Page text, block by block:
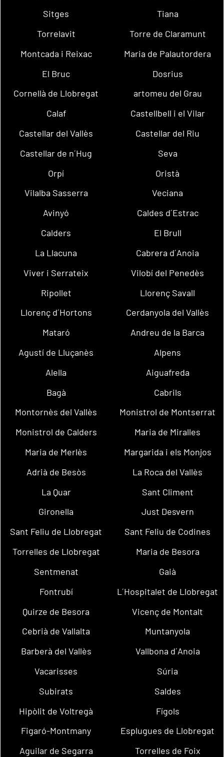
Sitges
Tiana
Torrelavit
Torre de Claramunt
Montcada i Reixac
Maria de Palautordera
El Bruc
Dosrius
Cornellà de Llobregat
artomeu del Grau
Calaf
Castellbell i el Vilar
Castellar del Vallès
Castellar del Riu
Castellar de n´Hug
Seva
Orpí
Oristà
Vilalba Sasserra
Veciana
Avinyó
Caldes d´Estrac
Calders
El Brull
La Llacuna
Cabrera d´Anoia
Viver i Serrateix
Vilobí del Penedès
Ripollet
Llorenç Savall
Llorenç d´Hortons
Cerdanyola del Vallès
Mataró
Andreu de la Barca
Agustí de Lluçanès
Alpens
Alella
Aiguafreda
Bagà
Cabrils
Montornès del Vallès
Monistrol de Montserrat
Monistrol de Calders
Maria de Miralles
Maria de Merlès
Margarida i els Monjos
Adrià de Besòs
La Roca del Vallès
La Quar
Sant Climent
Gironella
Just Desvern
Sant Feliu de Llobregat
Sant Feliu de Codines
Torrelles de Llobregat
Maria de Besora
Sentmenat
Gaià
Fontrubí
L´Hospitalet de Llobregat
Quirze de Besora
Vicenç de Montalt
Cebrià de Vallalta
Muntanyola
Barberà del Vallès
Vallbona d´Anoia
Vacarisses
Súria
Subirats
Saldes
Hipòlit de Voltregà
Fígols
Figaró-Montmany
Esplugues de Llobregat
Aguilar de Segarra
Torrelles de Foix